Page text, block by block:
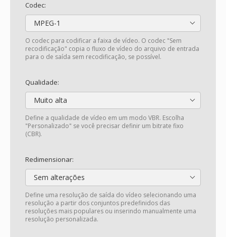
Codec:
MPEG-1
O codec para codificar a faixa de vídeo. O codec "Sem
recodificação" copia o fluxo de vídeo do arquivo de entrada
para o de saída sem recodificação, se possível.
Qualidade:
Muito alta
Define a qualidade de vídeo em um modo VBR. Escolha
"Personalizado" se você precisar definir um bitrate fixo
(CBR).
Redimensionar:
Sem alterações
Define uma resolução de saída do vídeo selecionando uma
resolução a partir dos conjuntos predefinidos das
resoluções mais populares ou inserindo manualmente uma
resolução personalizada.